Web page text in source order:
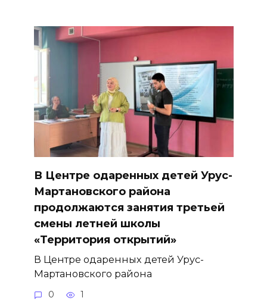
В Центре одаренных детей Урус-
Мартановского района
продолжаются занятия третьей
смены летней школы
«Территория открытий»
В Центре одаренных детей Урус-
Мартановского района
0 1